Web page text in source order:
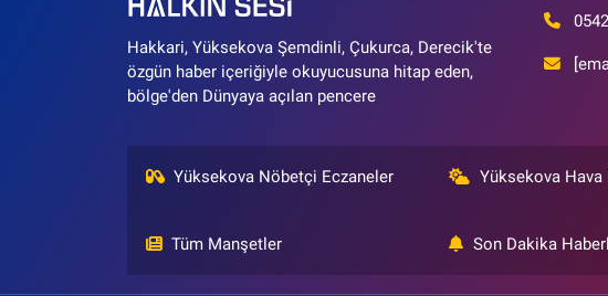
Hakkari, Yüksekova Şemdinli, Çukurca, Derecik'te
özgün haber içeriğiyle okuyucusuna hitap eden,
bölge'den Dünyaya açılan pencere
Yüksekova Nöbetçi Eczaneler Yüksekova Hava
Tüm Manşetler Son Dakika